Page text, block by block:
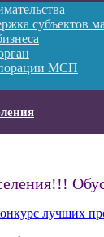
субъектов
МСП
лучших